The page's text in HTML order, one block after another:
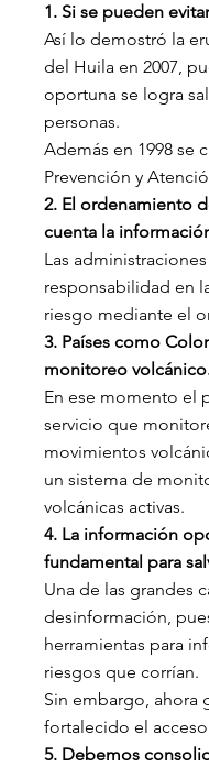
1. Si se pueden
Así lo demostró la
del Huila en 2007,
oportuna se logra
personas.
Además en 1998 se
Prevención y
2. El ordenamiento
cuenta la
Las
responsabilidad en
riesgo mediante el
3. Países como
monitoreo
En ese momento el
servicio que
movimientos
un sistema de
volcánicas activas.
4. La información
fundamental para
Una de las grandes
desinformación,
herramientas para
riesgos que corrían.
Sin embargo, ahora
fortalecido el
5. Debemos